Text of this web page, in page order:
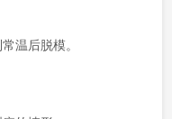
温后脱模。